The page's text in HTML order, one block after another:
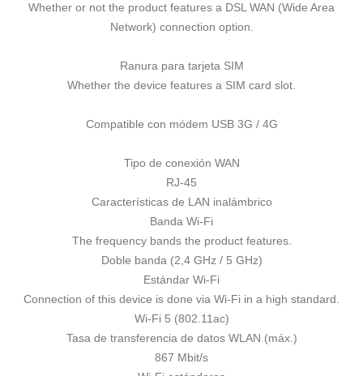
Whether or not the product features a DSL WAN (Wide Area
Network) connection option.
Ranura para tarjeta SIM
Whether the device features a SIM card slot.
Compatible con módem USB 3G / 4G
Tipo de conexión WAN
RJ-45
Características de LAN inalámbrico
Banda Wi-Fi
The frequency bands the product features.
Doble banda (2,4 GHz / 5 GHz)
Estándar Wi-Fi
Connection of this device is done via Wi-Fi in a high standard.
Wi-Fi 5 (802.11ac)
Tasa de transferencia de datos WLAN (máx.)
867 Mbit/s